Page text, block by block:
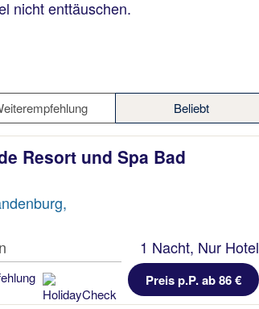
nicht enttäuschen.
Beliebt
Resort und Spa Bad
1 Nacht, Nur Hotel
Preis p.P. ab 86 €